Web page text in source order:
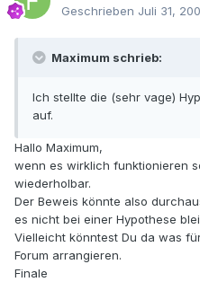
Geschrieben Juli 31,
Maximum schrieb:
Ich stellte die (sehr vage)
auf.
Hallo Maximum,
wenn es wirklich funktionieren
wiederholbar.
Der Beweis könnte also
es nicht bei einer Hypothese
Vielleicht könntest Du da was
Forum arrangieren.
Finale